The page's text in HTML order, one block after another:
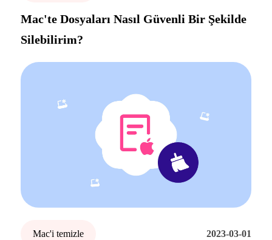
Mac'te Dosyaları Nasıl Güvenli Bir Şekilde
Silebilirim?
Mac'i temizle 2023-03-01